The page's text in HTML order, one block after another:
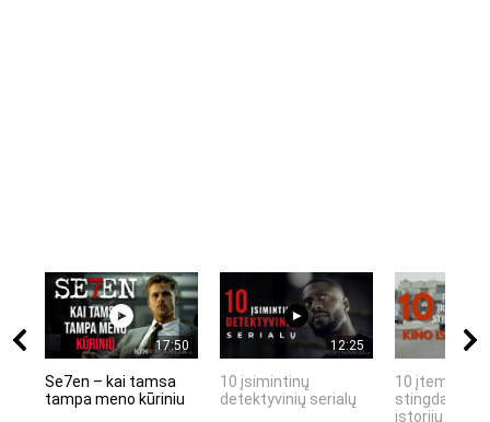
17:50
Se7en – kai tamsa
tampa meno kūriniu
12:25
10 įsimintinų
detektyvinių serialų
10 įtemptų,
stingdančių
istorijų